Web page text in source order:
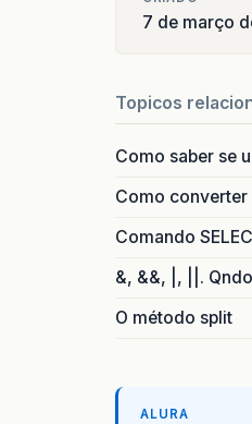
7 de março
Topicos
Como saber se
Como
Comando
&, &&, |, ||.
O método split
ALURA